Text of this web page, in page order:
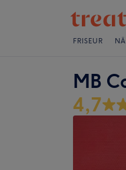
FRISEUR
MB
4,7